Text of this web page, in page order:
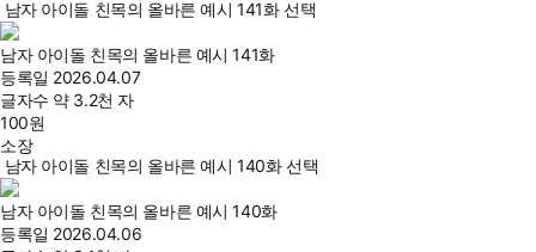
남자 아이돌 친목의 올바른 예시 141화 선택
남자 아이돌 친목의 올바른 예시 141화
등록일 2026.04.07
글자수 약 3.2천 자
100원
소장
남자 아이돌 친목의 올바른 예시 140화 선택
남자 아이돌 친목의 올바른 예시 140화
등록일 2026.04.06